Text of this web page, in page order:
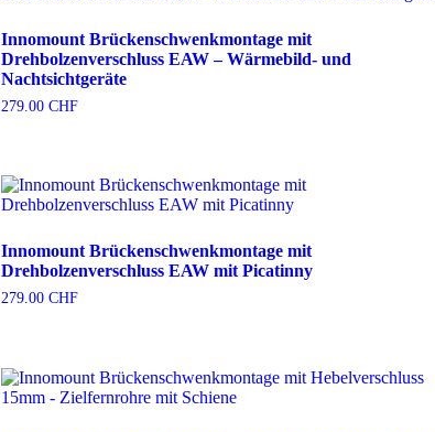
Innomount Brückenschwenkmontage mit
Drehbolzenverschluss EAW – Wärmebild- und
Nachtsichtgeräte
279.00 CHF
Innomount Brückenschwenkmontage mit
Drehbolzenverschluss EAW mit Picatinny
279.00 CHF